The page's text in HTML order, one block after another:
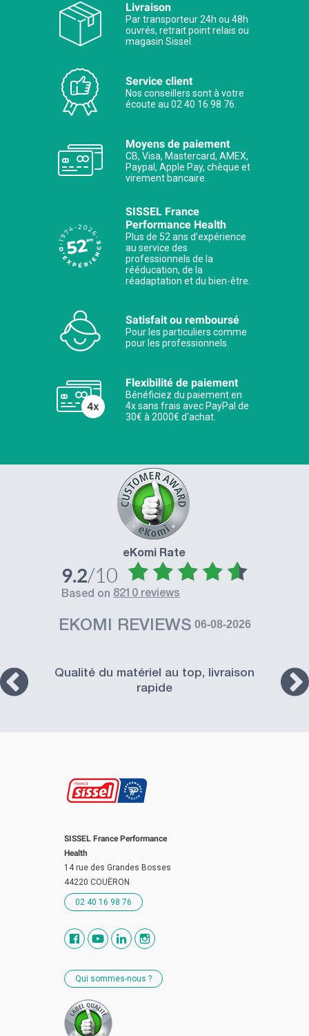
Livraison
Par transporteur 24h ou 48h
ouvrés, retrait point relais ou
magasin Sissel.
Service client
Nos conseillers sont à votre
écoute au 02 40 16 98 76.
Moyens de paiement
CB, Visa, Mastercard, AMEX,
Paypal, Apple Pay, chèque et
virement bancaire.
SISSEL France
Performance Health
Plus de 52 ans d’expérience
au service des
professionnels de la
rééducation, de la
réadaptation et du bien-être.
Satisfait ou remboursé
Pour les particuliers comme
pour les professionnels.
Flexibilité de paiement
Bénéficiez du paiement en
4x sans frais avec PayPal de
30€ à 2000€ d'achat.
eKomi Rate
9.2/10
based on 8210 reviews
EKOMI REVIEWS 06-08-2026
Qualité du matériel au top, livraison
rapide
SISSEL France Performance
Health
14 rue des Grandes Bosses
44220 COUËRON
02 40 16 98 76
Qui sommes-nous ?